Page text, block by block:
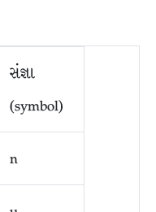
સંજ્ઞા
(symbol)
n